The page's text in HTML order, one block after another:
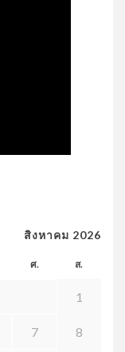
สิงหาคม 2026
ศ. ส.
1
7 8